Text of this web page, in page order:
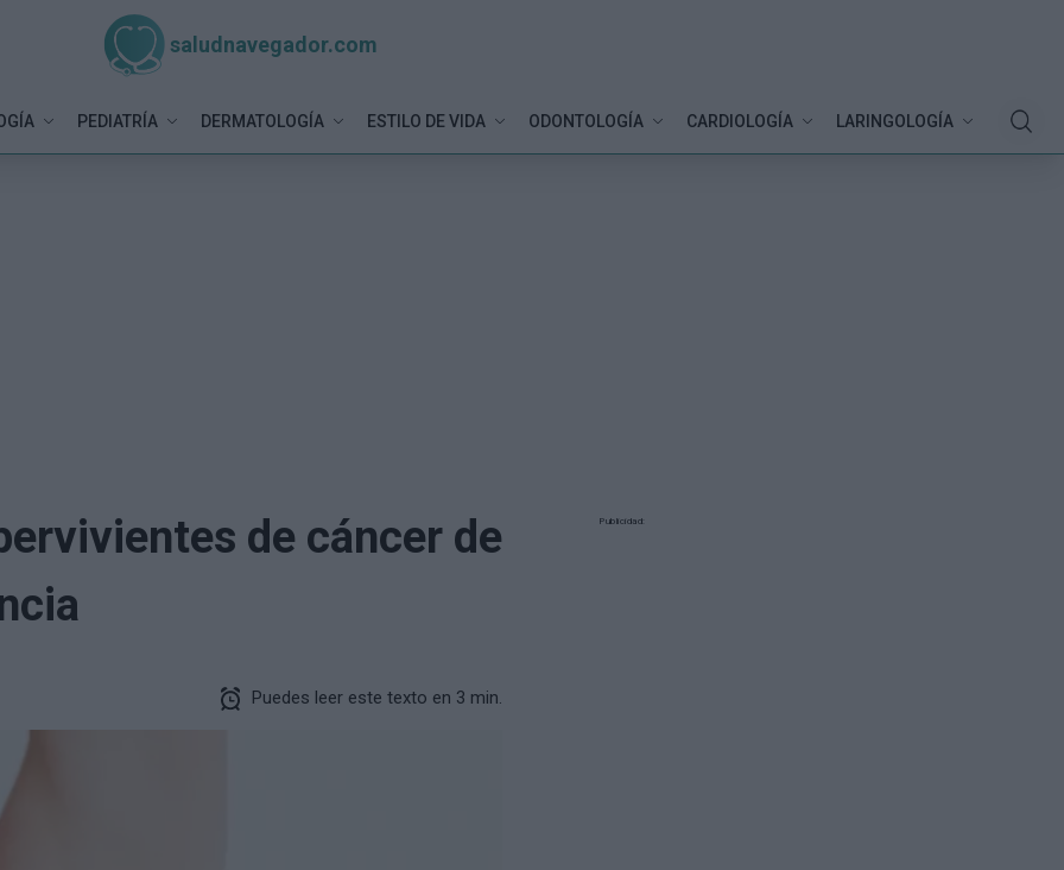
saludnavegador.com
PEDIATRÍA DERMATOLOGÍA ESTILO DE VIDA ODONTOLOGÍA CARDIOLOGÍA LARINGOLOGÍA
de cáncer de
Puedes leer este texto en 3 min.
Publicidad: